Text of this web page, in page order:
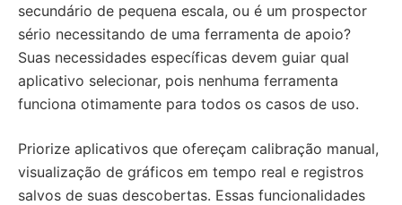
secundário de pequena escala, ou é um prospector
sério necessitando de uma ferramenta de apoio?
Suas necessidades específicas devem guiar qual
aplicativo selecionar, pois nenhuma ferramenta
funciona otimamente para todos os casos de uso.
Priorize aplicativos que ofereçam calibração manual,
visualização de gráficos em tempo real e registros
salvos de suas descobertas. Essas funcionalidades